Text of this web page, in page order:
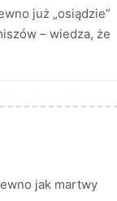
już „osiądzie”
– wiedza, że
jak martwy